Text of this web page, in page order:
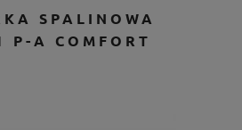
SPALINOWA
P-A COMFORT